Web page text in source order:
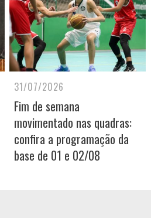
31/07/2026
Fim de semana
movimentado nas quadras:
confira a programação da
base de 01 e 02/08